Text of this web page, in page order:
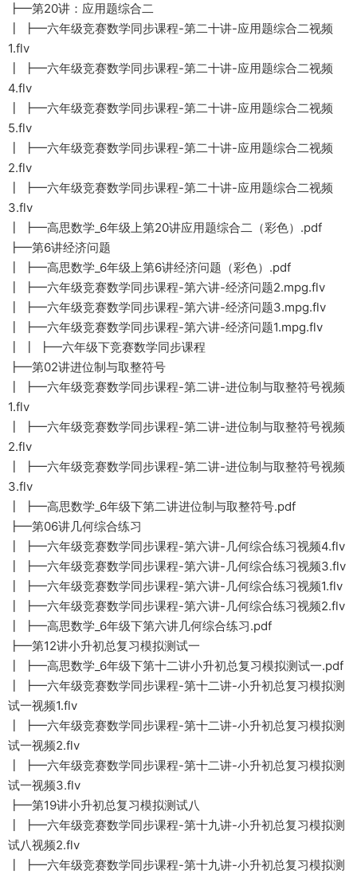
┣━第20讲：应用题综合二
┃ ┣━六年级竞赛数学同步课程-第二十讲-应用题综合二视频
1.flv
┃ ┣━六年级竞赛数学同步课程-第二十讲-应用题综合二视频
4.flv
┃ ┣━六年级竞赛数学同步课程-第二十讲-应用题综合二视频
5.flv
┃ ┣━六年级竞赛数学同步课程-第二十讲-应用题综合二视频
2.flv
┃ ┣━六年级竞赛数学同步课程-第二十讲-应用题综合二视频
3.flv
┃ ┣━高思数学_6年级上第20讲应用题综合二（彩色）.pdf
┣━第6讲经济问题
┃ ┣━高思数学_6年级上第6讲经济问题（彩色）.pdf
┃ ┣━六年级竞赛数学同步课程-第六讲-经济问题2.mpg.flv
┃ ┣━六年级竞赛数学同步课程-第六讲-经济问题3.mpg.flv
┃ ┣━六年级竞赛数学同步课程-第六讲-经济问题1.mpg.flv
┃ ┃ ┣━六年级下竞赛数学同步课程
┣━第02讲进位制与取整符号
┃ ┣━六年级竞赛数学同步课程-第二讲-进位制与取整符号视频
1.flv
┃ ┣━六年级竞赛数学同步课程-第二讲-进位制与取整符号视频
2.flv
┃ ┣━六年级竞赛数学同步课程-第二讲-进位制与取整符号视频
3.flv
┃ ┣━高思数学_6年级下第二讲进位制与取整符号.pdf
┣━第06讲几何综合练习
┃ ┣━六年级竞赛数学同步课程-第六讲-几何综合练习视频4.flv
┃ ┣━六年级竞赛数学同步课程-第六讲-几何综合练习视频3.flv
┃ ┣━六年级竞赛数学同步课程-第六讲-几何综合练习视频1.flv
┃ ┣━六年级竞赛数学同步课程-第六讲-几何综合练习视频2.flv
┃ ┣━高思数学_6年级下第六讲几何综合练习.pdf
┣━第12讲小升初总复习模拟测试一
┃ ┣━高思数学_6年级下第十二讲小升初总复习模拟测试一.pdf
┃ ┣━六年级竞赛数学同步课程-第十二讲-小升初总复习模拟测
试一视频1.flv
┃ ┣━六年级竞赛数学同步课程-第十二讲-小升初总复习模拟测
试一视频2.flv
┃ ┣━六年级竞赛数学同步课程-第十二讲-小升初总复习模拟测
试一视频3.flv
┣━第19讲小升初总复习模拟测试八
┃ ┣━六年级竞赛数学同步课程-第十九讲-小升初总复习模拟测
试八视频2.flv
┃ ┣━六年级竞赛数学同步课程-第十九讲-小升初总复习模拟测